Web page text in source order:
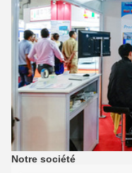
Notre société